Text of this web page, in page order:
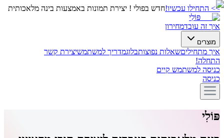
>> התחילו עכשיו!חדש בפולי ! יצירת תמונות באמצעות בינה מלאכותית
פּוֹלִי
איך זה עובדמחירון
מוצרים
איך מתחיליםשאלות נפוצותבלוגמדריך למשתמשיצירת קשר
התחלה!
כניסה למשתמש קיים
כניסה
פּוֹלִי